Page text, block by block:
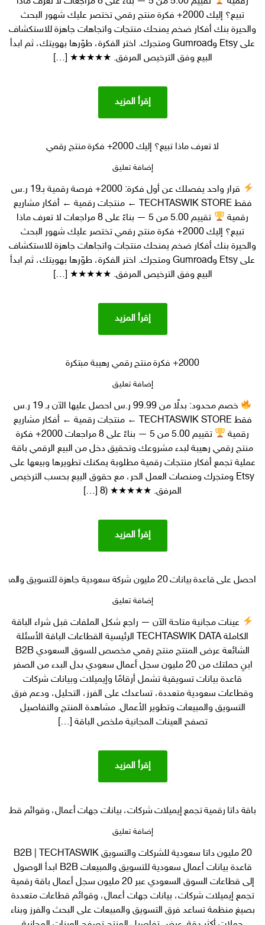
2000+
فكرة
منتج
رقمي
مربح
مبيعا
تبيع؟ إليك 2000+ فكرة منتج رقمي تختصر عليك شهور البحث
والحيرة بنك أفكار ضخم يمنحك منتجات واتجاهات جاهزة للاستكشاف
على Etsy وGumroad ومتجرك. اختر الفكرة، طوّرها بهويتك، ثم ابدأ
البيع وفق الترخيص المرفق. ★★★★★ […]
إقرأ المزيد
لا تعرف ماذا تبيع؟ إليك 2000+ فكرة منتج رقمي
إضافة تعليقعلى
تعرف
ماذا
تبيع؟ إليك
2000+
فكرة
منتج
رقمي
قرار واحد يفصلك عن أول فكرة: 2000+ فرصة رقمية بـ19 ر.س
فقط TECHTASWIK STORE ← منتجات رقمية ← أفكار مشاريع
رقمية
تقييم 5.00 من 5 — بناءً على 8 مراجعات لا تعرف ماذا
تبيع؟ إليك 2000+ فكرة منتج رقمي تختصر عليك شهور البحث
والحيرة بنك أفكار ضخم يمنحك منتجات واتجاهات جاهزة للاستكشاف
على Etsy وGumroad ومتجرك. اختر الفكرة، طوّرها بهويتك، ثم ابدأ
البيع وفق الترخيص المرفق. ★★★★★ […]
إقرأ المزيد
2000+ فكرة منتج رقمي رهيبة مبتكرة
إضافة تعليقعلى
فكرة
منتج
رقمي
رهيبة
مبتكرة
خصم محدود: بدلًا من 99.99 ر.س احصل عليها الآن بـ 19 ر.س
فقط TECHTASWIK STORE ← منتجات رقمية ← أفكار مشاريع
رقمية
تقييم 5.00 من 5 — بناءً على 8 مراجعات 2000+ فكرة
منتج رقمي رهيبة لبدء مشروعك وتحقيق دخل من البيع الرقمي باقة
عملية تجمع أفكار منتجات رقمية مطلوبة يمكنك تطويرها وبيعها على
Etsy ومتجرك ومنصات العمل الحر، مع حقوق البيع بحسب الترخيص
المرفق. ★★★★★ (8 […]
إقرأ المزيد
احصل على قاعدة بيانات 20 مليون شركة سعودية جاهزة للتسويق والمبيعات
إضافة تعليقعلى
على
قاعدة
بيانات
20
مليون
شركة
سعودية
جاهزة
للتسويق
عينات مجانية متاحة الآن — راجع شكل الملفات قبل شراء الباقة
الكاملة TECHTASWIK DATA الرئيسية القطاعات الباقة الأسئلة
الشائعة عرض المنتج منتج رقمي مخصص للسوق السعودي B2B
ابنِ حملتك من 20 مليون سجل أعمال سعودي بدل البدء من الصفر
قاعدة بيانات تسويقية تشمل أرقامًا وإيميلات وبيانات شركات
وقطاعات سعودية متعددة، تساعدك على الفرز، التحليل، ودعم فرق
التسويق والمبيعات وتطوير الأعمال. مشاهدة المنتج والتفاصيل
تصفح العينات المجانية ملخص الباقة […]
إقرأ المزيد
باقة داتا رقمية تجمع إيميلات شركات، بيانات جهات أعمال، وقوائم
إضافة تعليقعلى
داتا
رقمية
تجمع
إيميلات
شركات،
20 مليون داتا سعودية للشركات والتسويق B2B | TECHTASWIK
قاعدة بيانات أعمال سعودية للتسويق والمبيعات B2B ابدأ الوصول
إلى قطاعات السوق السعودي عبر 20 مليون سجل أعمال باقة رقمية
تجمع إيميلات شركات، بيانات جهات أعمال، وقوائم قطاعات متعددة
بصيغ منظمة تساعد فرق التسويق والمبيعات على البحث والفرز وبناء